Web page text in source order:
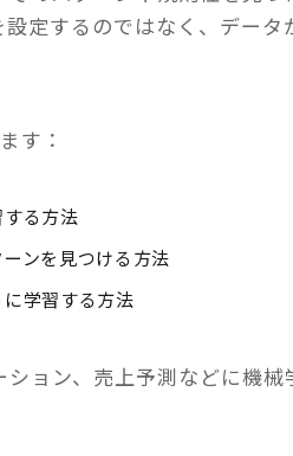
定するのではなく、データ
す：
る方法
ンを見つける方法
学習する方法
ョン、売上予測などに機械